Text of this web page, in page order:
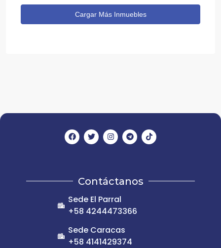
Cargar Más Inmuebles
Contáctanos
Sede El Parral
+58 4244473366
Sede Caracas
+58 4141429374